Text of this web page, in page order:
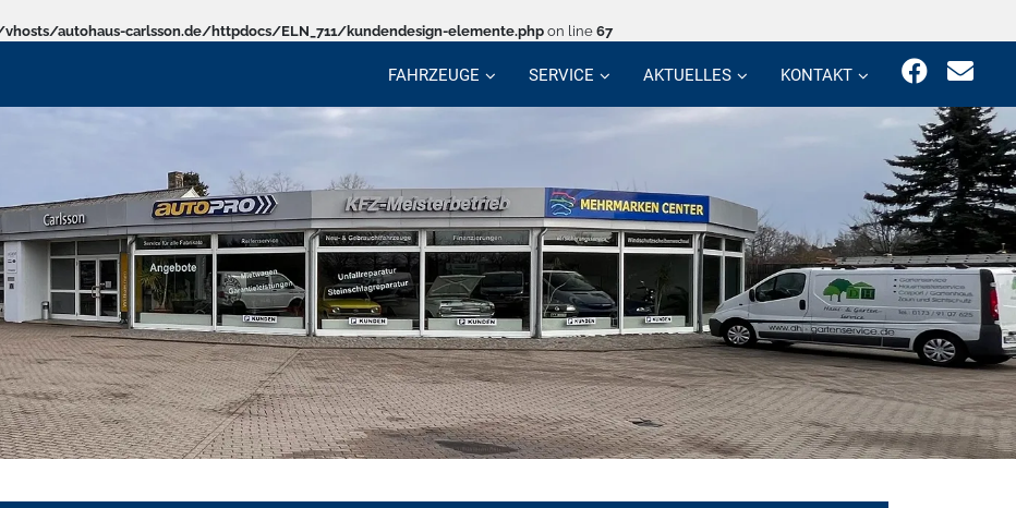
autohaus-carlsson.de/httpdocs/ELN_711/kundendesign-elemente.php on line 67
FAHRZEUGE SERVICE AKTUELLES KONTAKT